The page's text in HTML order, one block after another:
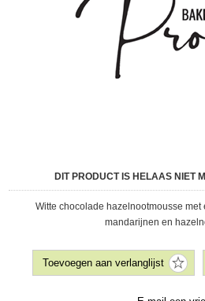
DIT PRODUCT IS HELAAS NIET
Witte chocolade hazelnootmousse
mandarijnen en